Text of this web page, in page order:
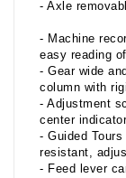
- Axle
- Machine
easy reading
- Gear wide
column with
- Adjustment
center
- Guided
resistant,
- Feed lever